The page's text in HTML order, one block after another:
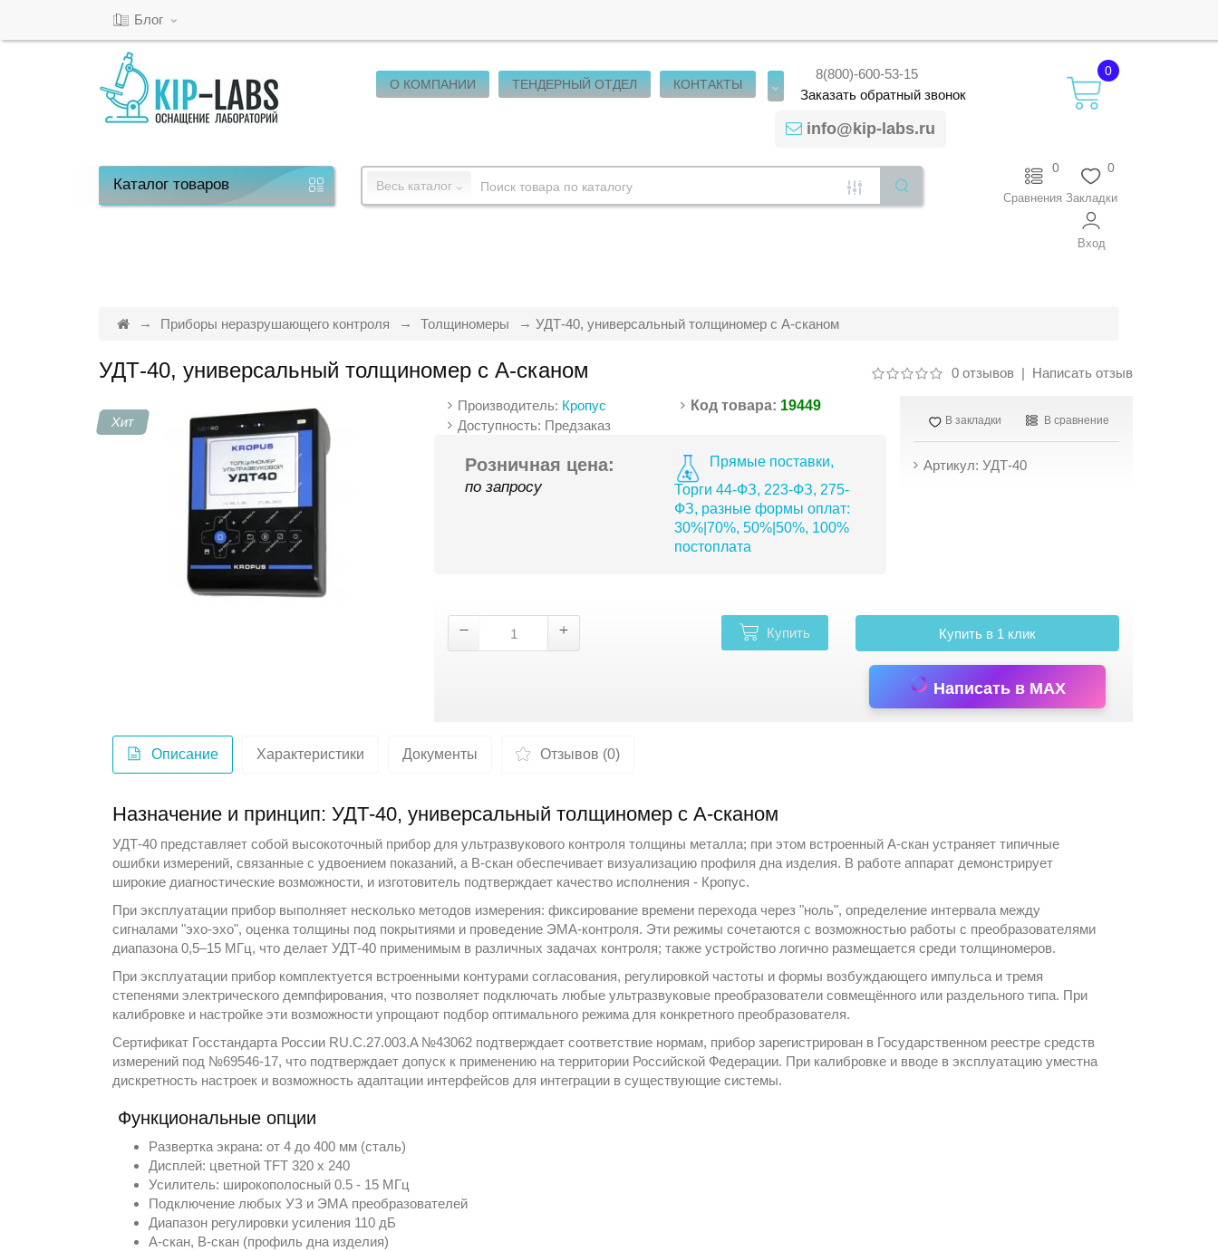
Блог
О КОМПАНИИ ТЕНДЕРНЫЙ ОТДЕЛ КОНТАКТЫ
8(800)-600-53-15
Заказатьобратныйзвонок
info@kip-labs.ru
0
Каталогтоваров Весь каталог
0
Закладки
0
Сравнения
Вход
Приборы неразрушающего контроля Толщиномеры УДТ-40, универсальный толщиномер с А-сканом
УДТ-40, универсальный толщиномер с А-сканом 0 отзывов| Написать отзыв
Хит
Производитель: Кропус Код товара: 19449
Доступность: Предзаказ
Розничная цена:
по запросу
Прямые поставки,
Торги 44-ФЗ, 223-ФЗ, 275-
ФЗ, разные формы оплат:
30%|70%, 50%|50%, 100%
постоплата
В закладки В сравнение
Артикул: УДТ-40
Купить Купить в 1 клик
Написать в MAX
Описание Характеристики Документы Отзывов (0)
Назначение и принцип: УДТ-40, универсальный толщиномер с А-сканом
УДТ-40 представляет собой высокоточный прибор для ультразвукового контроля толщины металла; при этом встроенный А-скан устраняет типичные
ошибки измерений, связанные с удвоением показаний, а В-скан обеспечивает визуализацию профиля дна изделия. В работе аппарат демонстрирует
широкие диагностические возможности, и изготовитель подтверждает качество исполнения - Кропус.
При эксплуатации прибор выполняет несколько методов измерения: фиксирование времени перехода через "ноль", определение интервала между
сигналами "эхо-эхо", оценка толщины под покрытиями и проведение ЭМА-контроля. Эти режимы сочетаются с возможностью работы с преобразователями
диапазона 0,5–15 МГц, что делает УДТ-40 применимым в различных задачах контроля; также устройство логично размещается средитолщиномеров.
При эксплуатации прибор комплектуется встроенными контурами согласования, регулировкой частоты и формы возбуждающего импульса и тремя
степенями электрического демпфирования, что позволяет подключать любые ультразвуковые преобразователи совмещённого или раздельного типа. При
калибровке и настройке эти возможности упрощают подбор оптимального режима для конкретного преобразователя.
Сертификат Госстандарта России RU.C.27.003.A №43062 подтверждает соответствие нормам, прибор зарегистрирован в Государственном реестре средств
измерений под №69546-17, что подтверждает допуск к применению на территории Российской Федерации. При калибровке и вводе в эксплуатацию уместна
дискретность настроек и возможность адаптации интерфейсов для интеграции в существующие системы.
Функциональные опции
Развертка экрана: от 4 до 400 мм (сталь)
Дисплей: цветной TFT 320 х 240
Усилитель: широкополосный 0.5 - 15 МГц
Подключение любых УЗ и ЭМА преобразователей
Диапазон регулировки усиления 110 дБ
А-скан, В-скан (профиль дна изделия)